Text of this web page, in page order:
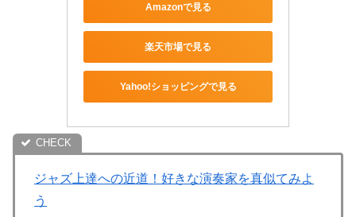
Amazonで見る
楽天市場で見る
Yahoo!ショッピングで見る
ジャズ上達への近道！好きな演奏家を真似てみよ
う